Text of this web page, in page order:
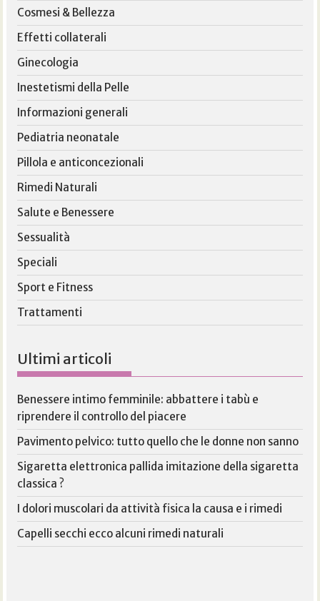
Cosmesi & Bellezza
Effetti collaterali
Ginecologia
Inestetismi della Pelle
Informazioni generali
Pediatria neonatale
Pillola e anticoncezionali
Rimedi Naturali
Salute e Benessere
Sessualità
Speciali
Sport e Fitness
Trattamenti
Ultimi articoli
Benessere intimo femminile: abbattere i tabù e
riprendere il controllo del piacere
Pavimento pelvico: tutto quello che le donne non sanno
Sigaretta elettronica pallida imitazione della sigaretta
classica ?
I dolori muscolari da attività fisica la causa e i rimedi
Capelli secchi ecco alcuni rimedi naturali